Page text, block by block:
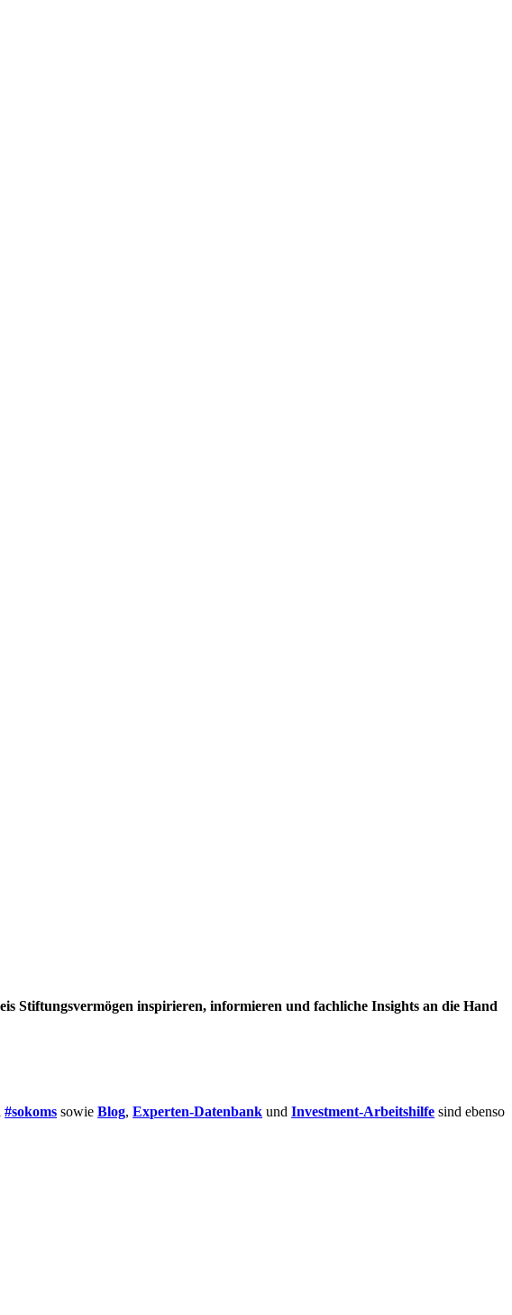
Stiftungsvermögen inspirieren, informieren und fachliche Insights an die Hand
#sokoms sowieBlog,Experten-Datenbank undInvestment-Arbeitshilfe sind ebenso